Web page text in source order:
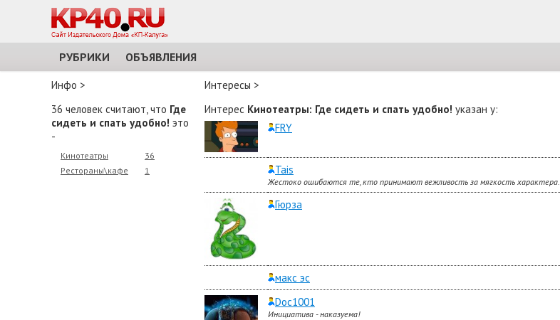
РУБРИКИ ОБЪЯВЛЕНИЯ
Инфо >
36 человек считают, что Где
сидеть и спать удобно! это
-
Кинотеатры
36
Рестораны\кафе
1
Интересы >
Интерес Кинотеатры: Где сидеть и спать удобно! указан у:
FRY
Tais
Жестоко ошибаются те, кто принимают вежливость за мягкость характера.
Гюрза
макс эс
Doc1001
Инициатива - наказуема!